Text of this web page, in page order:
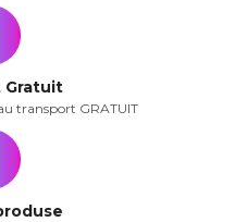
Gratuit
transport GRATUIT